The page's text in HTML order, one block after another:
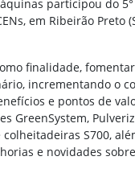
participou do
em Ribeirão Preto
finalidade,
incrementando o
e pontos de
GreenSystem,
colheitadeiras S700,
e novidades